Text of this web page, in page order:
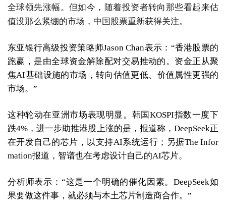
全球领先涨幅。但如今，随着投资者转向那些看起来估
值没那么紧绷的市场，中国股票重新获得关注。
东亚银行高级投资策略师Jason Chan表示：“香港股票的
跑赢，是由全球资金解除配对交易推动的。资金正从聚
焦AI基础设施的市场，转向估值更低、价值属性更强的
市场。”
这种轮动在亚洲市场表现明显。韩国KOSPI指数一度下
跌4%，进一步助推港股上涨的是，报道称，DeepSeek正
在开发自己的芯片，以支持AI系统运行；另据The Infor
mation报道，智谱也在考虑设计自己的AI芯片。
分析师表示：“这是一个明确的催化因素。DeepSeek如
果要做这件事，就必须与本土芯片制造商合作。”